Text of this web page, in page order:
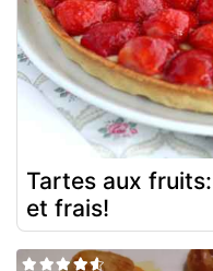
Tartes aux
et frais!